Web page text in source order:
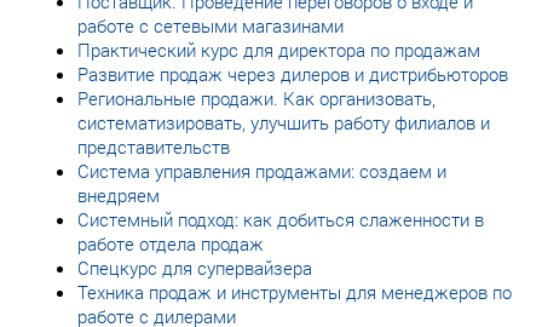
работе с сетевыми магазинами
Практический курс для директора по продажам
Развитие продаж через дилеров и дистрибьюторов
Региональные продажи. Как организовать,
систематизировать, улучшить работу филиалов и
представительств
Система управления продажами: создаем и
внедряем
Системный подход: как добиться слаженности в
работе отдела продаж
Спецкурс для супервайзера
Техника продаж и инструменты для менеджеров по
работе с дилерами